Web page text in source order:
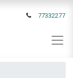
77332277